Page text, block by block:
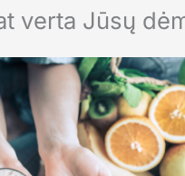
verta Jūsų